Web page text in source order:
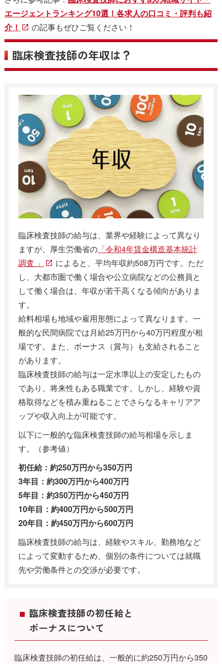
エージェントランキング10選！各求人の口コミ・評判も紹
介！
の記事もぜひご覧ください！
臨床検査技師の年収は？
臨床検査技師の給与は、業界や経験によって異なり
ますが、厚生労働省の「令和4年賃金構造基本統計
調査 」
によると、平均年収約508万円です。ただ
し、大都市圏で働く場合や公立病院などの公務員と
して働く場合は、年収が若干高くなる傾向がありま
す。
給料相場も地域や雇用形態によって異なります。一
般的な民間病院では月給25万円から40万円程度が相
場です。また、ボーナス（賞与）も支給されること
があります。
臨床検査技師の給与は一定水準以上の安定したもの
であり、将来性もある職業です。しかし、経験や資
格取得などを積み重ねることでさらなるキャリアア
ップや収入向上が可能です。
以下に一般的な臨床検査技師の給与相場を示しま
す。（参考値）
初任給：約250万円から350万円
3年目：約300万円から400万円
5年目：約350万円から450万円
10年目：約400万円から500万円
20年目：約450万円から600万円
臨床検査技師の給与は、経験やスキル、勤務地など
によって変動するため、個別の条件については就職
先や労働条件との交渉が必要です。
臨床検査技師の初任給と
ボーナスについて
臨床検査技師の初任給は、一般的に約250万円から350